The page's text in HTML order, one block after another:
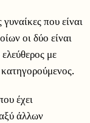
που είναι
οι δύο είναι
με
έχει
άλλων